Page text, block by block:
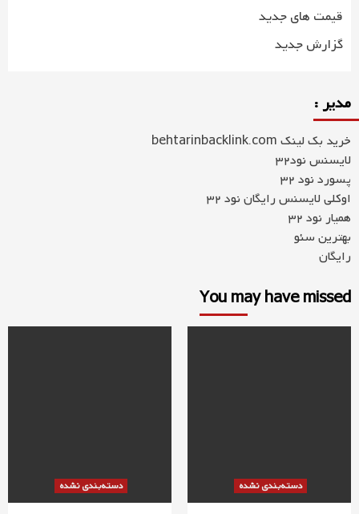
قیمت های جدید
گزارش جدید
مدیر :
خرید بک لینک behtarinbacklink.com
لایسنس نود32
پسورد نود 32
اوکلی لایسنس رایگان نود 32
همیار نود 32
بهترین سئو
رایگان
You may have missed
دسته‌بندی نشده دسته‌بندی نشده